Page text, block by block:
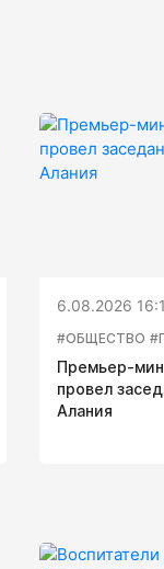
6.08.2026
#ОБЩЕСТВО
Премьер-
провел
Алания